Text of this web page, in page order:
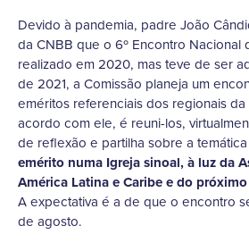
Devido à pandemia, padre João
da CNBB que o 6º Encontro Nacional
realizado em 2020, mas teve de ser
de 2021, a Comissão planeja um
eméritos referenciais dos regionais
acordo com ele, é reuni-los,
de reflexão e partilha sobre a temática
emérito numa Igreja sinoal, à luz da
América Latina e Caribe e do
A expectativa é a de que o encontro
de agosto.